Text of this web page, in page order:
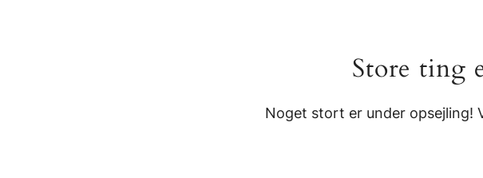
Store ting
Noget stort er under opsejling!